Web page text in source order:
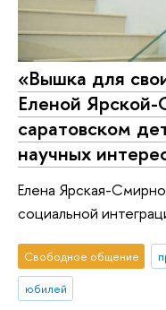
«Вышка для
Еленой
саратовском
научных
Елена Ярская-
социальной
Свободное общение
юбилей